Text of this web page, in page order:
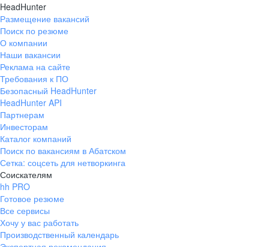
HeadHunter
Размещение вакансий
Поиск по резюме
О компании
Наши вакансии
Реклама на сайте
Требования к ПО
Безопасный HeadHunter
HeadHunter API
Партнерам
Инвесторам
Каталог компаний
Поиск по вакансиям в Абатском
Сетка: соцсеть для нетворкинга
Соискателям
hh PRO
Готовое резюме
Все сервисы
Хочу у вас работать
Производственный календарь